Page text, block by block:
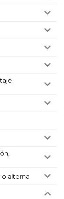
o alterna